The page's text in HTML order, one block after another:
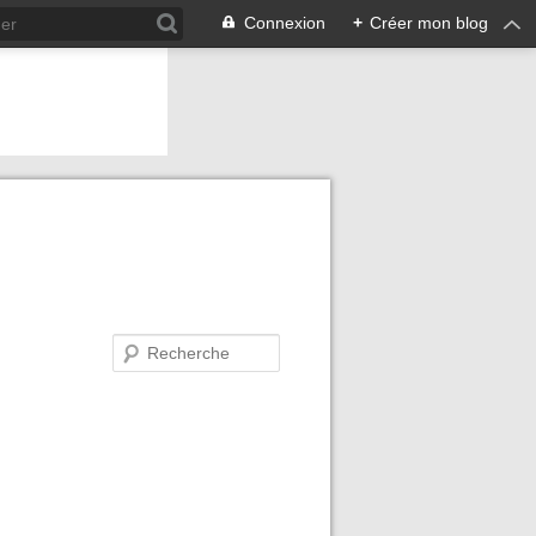
Connexion + Créer mon blog